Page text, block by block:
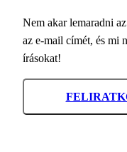
Nem akar lemaradni
az e-mail címét, és mi
írásokat!